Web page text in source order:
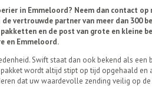
in Emmeloord? Neem dan contact
vertrouwde partner van meer dan 300
en de post van grote en kleine
en Emmeloord.
Swift staat dan ook bekend als een
wordt altijd stipt op tijd opgehaald en
dat uw waardevolle zending veilig op